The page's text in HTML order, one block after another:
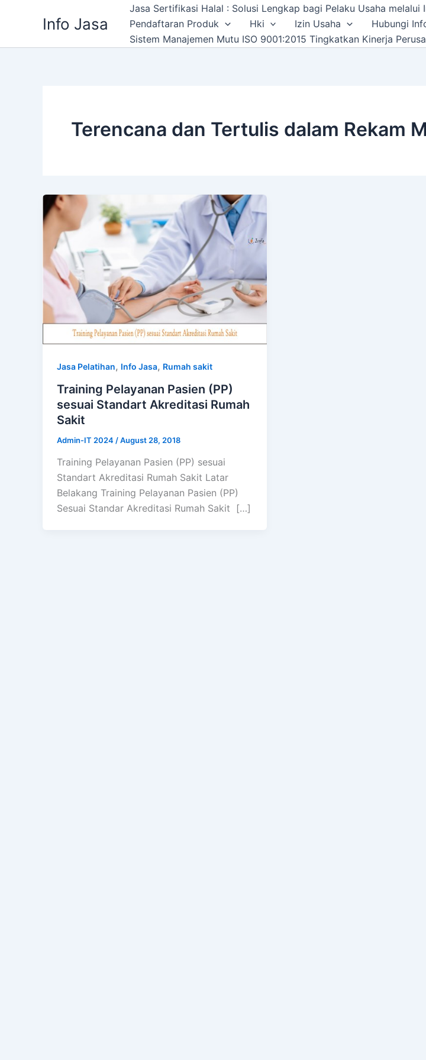
Info Jasa
Jasa Sertifikasi Halal : Solusi Lengkap bagi Pelaku Usaha melalui
Pendaftaran Produk
Hki Izin Usaha
Hubungi
Sistem Manajemen Mutu ISO 9001:2015 Tingkatkan Kinerja
Terencana dan Tertulis dalam Rekam
Jasa Pelatihan, Info Jasa, Rumah sakit
Training Pelayanan Pasien (PP)
sesuai Standart Akreditasi Rumah
Sakit
Admin-IT 2024 /August 28, 2018
Training Pelayanan Pasien (PP) sesuai
Standart Akreditasi Rumah Sakit Latar
Belakang Training Pelayanan Pasien (PP)
Sesuai Standar Akreditasi Rumah Sakit […]